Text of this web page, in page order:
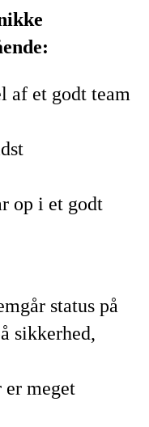
af et godt team
op i et godt
status på
sikkerhed,
meget